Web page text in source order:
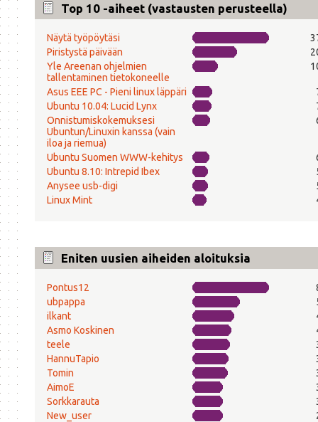
Top 10 -aiheet (vastausten perusteella)
Näytä työpöytäsi
Piristystä päivään
Yle Areenan ohjelmien
tallentaminen tietokoneelle
Asus EEE PC - Pieni linux läppäri
Ubuntu 10.04: Lucid Lynx
Onnistumiskokemuksesi
Ubuntun/Linuxin kanssa (vain
iloa ja riemua)
Ubuntu Suomen WWW-kehitys
Ubuntu 8.10: Intrepid Ibex
Anysee usb-digi
Linux Mint
Eniten uusien aiheiden aloituksia
Pontus12
ubpappa
ilkant
Asmo Koskinen
teele
HannuTapio
Tomin
AimoE
Sorkkarauta
New_user